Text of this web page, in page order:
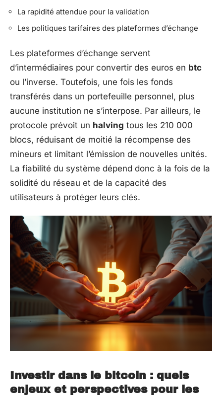
La rapidité attendue pour la validation
Les politiques tarifaires des plateformes d’échange
Les plateformes d’échange servent
d’intermédiaires pour convertir des euros en btc
ou l’inverse. Toutefois, une fois les fonds
transférés dans un portefeuille personnel, plus
aucune institution ne s’interpose. Par ailleurs, le
protocole prévoit un halving tous les 210 000
blocs, réduisant de moitié la récompense des
mineurs et limitant l’émission de nouvelles unités.
La fiabilité du système dépend donc à la fois de la
solidité du réseau et de la capacité des
utilisateurs à protéger leurs clés.
Investir dans le bitcoin : quels
enjeux et perspectives pour les